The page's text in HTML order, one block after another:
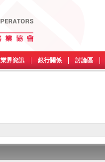
業界資訊 銀行關係 討論區